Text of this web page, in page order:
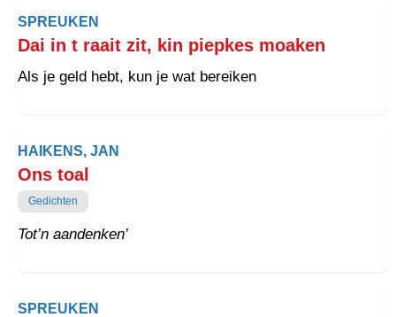
Ie waiten nait haalf hou mooi dat was.
SPREUKEN
Dai in t raait zit, kin piepkes moaken
Als je geld hebt, kun je wat bereiken
HAIKENS, JAN
Ons toal
Gedichten
Tot’n aandenken’
SPREUKEN